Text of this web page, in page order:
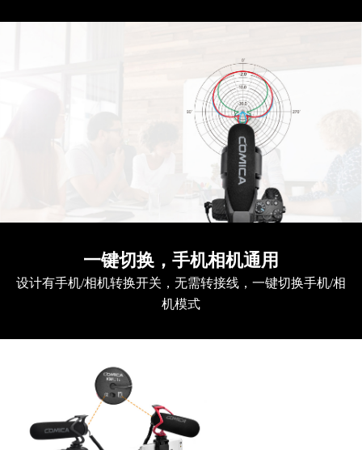
一键切换，手机相机通用
设计有手机/相机转换开关，无需转接线，一键切换手机/相
机模式